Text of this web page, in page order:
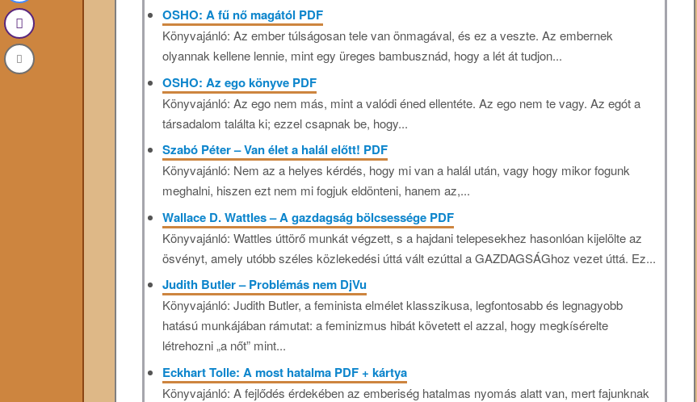
OSHO: A fű nő magától PDF
Könyvajánló: Az ember túlságosan tele van önmagával, és ez a veszte. Az embernek
olyannak kellene lennie, mint egy üreges bambusznád, hogy a lét át tudjon...
OSHO: Az ego könyve PDF
Könyvajánló: Az ego nem más, mint a valódi éned ellentéte. Az ego nem te vagy. Az egót a
társadalom találta ki; ezzel csapnak be, hogy...
Szabó Péter – Van élet a halál előtt! PDF
Könyvajánló: Nem az a helyes kérdés, hogy mi van a halál után, vagy hogy mikor fogunk
meghalni, hiszen ezt nem mi fogjuk eldönteni, hanem az,...
Wallace D. Wattles – A gazdagság bölcsessége PDF
Könyvajánló: Wattles úttörő munkát végzett, s a hajdani telepesekhez hasonlóan kijelölte az
ösvényt, amely utóbb széles közlekedési úttá vált ezúttal a GAZDAGSÁGhoz vezet úttá. Ez...
Judith Butler – Problémás nem DjVu
Könyvajánló: Judith Butler, a feminista elmélet klasszikusa, legfontosabb és legnagyobb
hatású munkájában rámutat: a feminizmus hibát követett el azzal, hogy megkísérelte
létrehozni „a nőt” mint...
Eckhart Tolle: A most hatalma PDF + kártya
Könyvajánló: A fejlődés érdekében az emberiség hatalmas nyomás alatt van, mert fajunknak